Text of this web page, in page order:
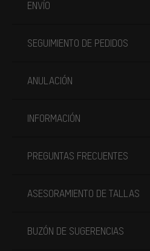
ENVÍO
SEGUIMIENTO DE PEDIDOS
ANULACIÓN
INFORMACIÓN
PREGUNTAS FRECUENTES
ASESORAMIENTO DE TALLAS
BUZÓN DE SUGERENCIAS